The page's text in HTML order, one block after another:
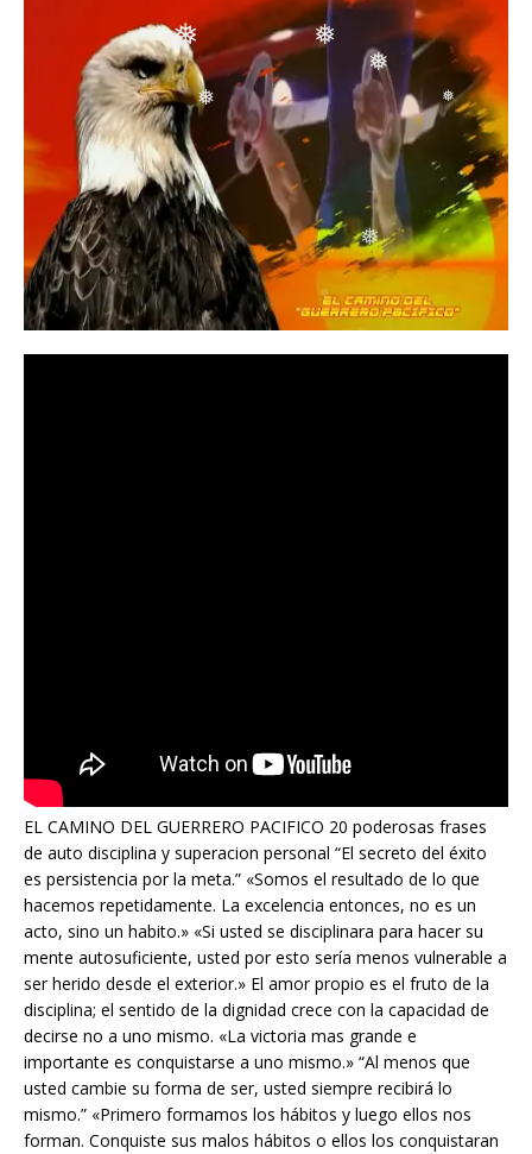
❅
❅
❅
❅
❅
❅
❅
❅
EL CAMINO DEL GUERRERO PACIFICO 20 poderosas frases
de auto disciplina y superacion personal “El secreto del éxito
es persistencia por la meta.” «Somos el resultado de lo que
hacemos repetidamente. La excelencia entonces, no es un
acto, sino un habito.» «Si usted se disciplinara para hacer su
mente autosuficiente, usted por esto sería menos vulnerable a
ser herido desde el exterior.» El amor propio es el fruto de la
disciplina; el sentido de la dignidad crece con la capacidad de
decirse no a uno mismo. «La victoria mas grande e
importante es conquistarse a uno mismo.» “Al menos que
usted cambie su forma de ser, usted siempre recibirá lo
mismo.” «Primero formamos los hábitos y luego ellos nos
forman. Conquiste sus malos hábitos o ellos los conquistaran